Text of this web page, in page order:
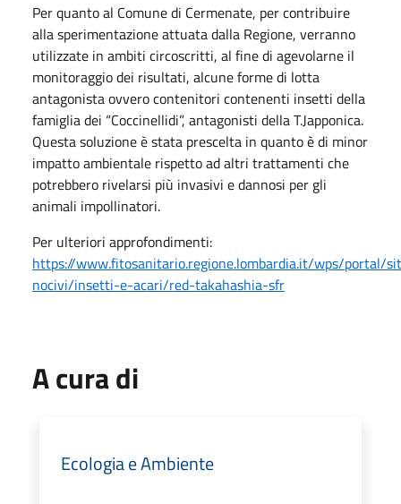
Per quanto al Comune di Cermenate, per contribuire
alla sperimentazione attuata dalla Regione, verranno
utilizzate in ambiti circoscritti, al fine di agevolarne il
monitoraggio dei risultati, alcune forme di lotta
antagonista ovvero contenitori contenenti insetti della
famiglia dei “Coccinellidi”, antagonisti della T.Japponica.
Questa soluzione è stata prescelta in quanto è di minor
impatto ambientale rispetto ad altri trattamenti che
potrebbero rivelarsi più invasivi e dannosi per gli
animali impollinatori.
Per ulteriori approfondimenti:
https://www.fitosanitario.regione.lombardia.it/wps/portal/
nocivi/insetti-e-acari/red-takahashia-sfr
A cura di
Ecologia e Ambiente